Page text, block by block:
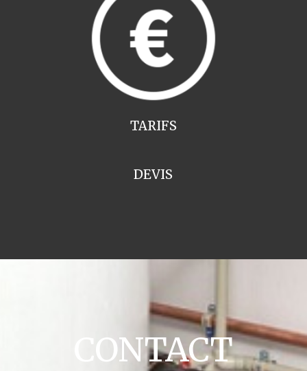
TARIFS
DEVIS
CONTACT